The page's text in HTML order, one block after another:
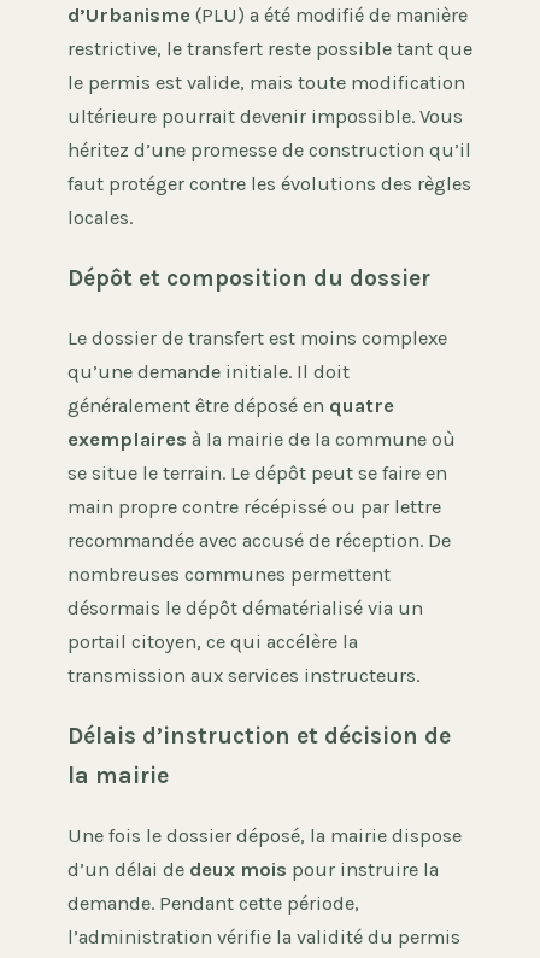
d’Urbanisme (PLU) a été modifié de manière
restrictive, le transfert reste possible tant que
le permis est valide, mais toute modification
ultérieure pourrait devenir impossible. Vous
héritez d’une promesse de construction qu’il
faut protéger contre les évolutions des règles
locales.
Dépôt et composition du dossier
Le dossier de transfert est moins complexe
qu’une demande initiale. Il doit
généralement être déposé en quatre
exemplaires à la mairie de la commune où
se situe le terrain. Le dépôt peut se faire en
main propre contre récépissé ou par lettre
recommandée avec accusé de réception. De
nombreuses communes permettent
désormais le dépôt dématérialisé via un
portail citoyen, ce qui accélère la
transmission aux services instructeurs.
Délais d’instruction et décision de
la mairie
Une fois le dossier déposé, la mairie dispose
d’un délai de deux mois pour instruire la
demande. Pendant cette période,
l’administration vérifie la validité du permis